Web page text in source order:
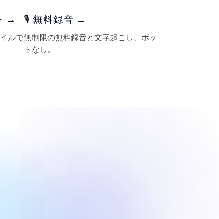
→
ルで
🎙️ 無料録音 →
無制限の無料録音と文字起こし、ボッ
トなし。